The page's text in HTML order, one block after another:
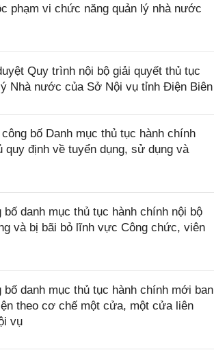
phạm vi chức năng quản lý nhà nước
Quy trình nội bộ giải quyết thủ tục
Nhà nước của Sở Nội vụ tỉnh Điện Biên
bố Danh mục thủ tục hành chính
quy định về tuyển dụng, sử dụng và
danh mục thủ tục hành chính nội bộ
và bị bãi bỏ lĩnh vực Công chức, viên
danh mục thủ tục hành chính mới ban
theo cơ chế một cửa, một cửa liên
vụ